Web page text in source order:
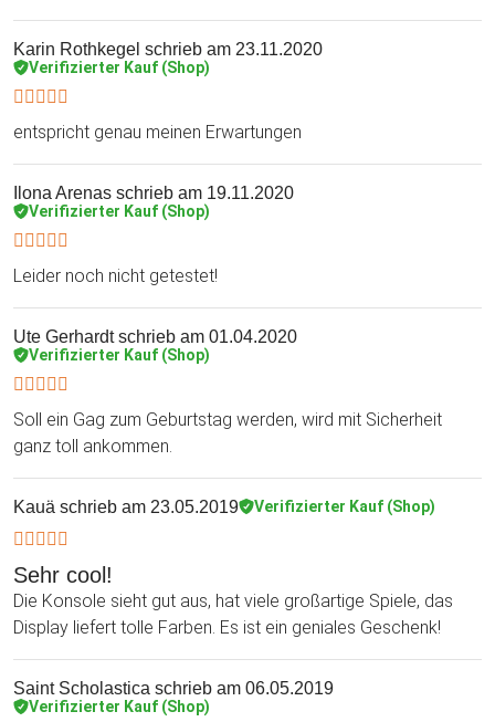
Karin Rothkegel schrieb am 23.11.2020
Verifizierter Kauf (Shop)
entspricht genau meinen Erwartungen
Ilona Arenas schrieb am 19.11.2020
Verifizierter Kauf (Shop)
Leider noch nicht getestet!
Ute Gerhardtschrieb am 01.04.2020
Verifizierter Kauf (Shop)
Soll ein Gag zum Geburtstag werden, wird mit Sicherheit
ganz toll ankommen.
Kauä schrieb am 23.05.2019 Verifizierter Kauf (Shop)
Sehr cool!
Die Konsole sieht gut aus, hat viele großartige Spiele, das
Display liefert tolle Farben. Es ist ein geniales Geschenk!
Saint Scholastica schrieb am 06.05.2019
Verifizierter Kauf (Shop)